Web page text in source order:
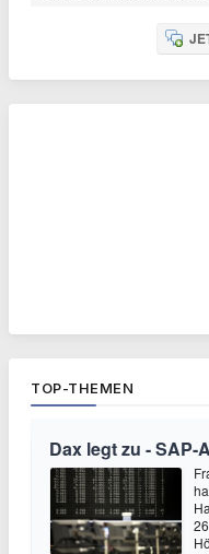
TOP-THEMEN
Dax legt zu - SAP-